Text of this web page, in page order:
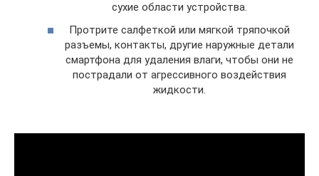
сухие области устройства.
Протрите салфеткой или мягкой тряпочкой
разъемы, контакты, другие наружные детали
смартфона для удаления влаги, чтобы они не
пострадали от агрессивного воздействия
жидкости.